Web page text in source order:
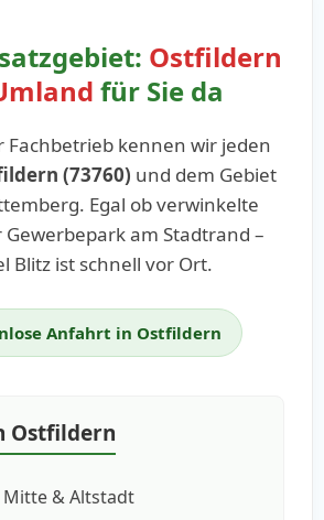
Ostfildern
für Sie da
Fachbetrieb kennen wir jeden
(73760) und dem Gebiet
Egal ob verwinkelte
am Stadtrand –
Blitz ist schnell vor Ort.
Anfahrt in Ostfildern
Ostfildern
& Altstadt